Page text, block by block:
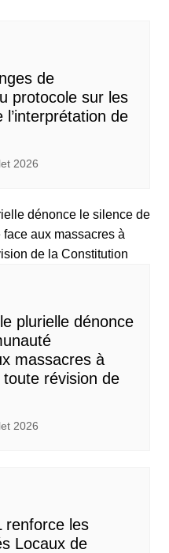
de
protocole sur les
de
2026
plurielle dénonce
massacres à
révision de
2026
renforce les
Locaux de